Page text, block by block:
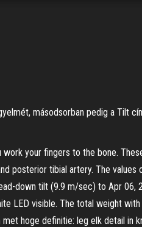
másodsorban pedig a Tilt
your fingers to the bone.
posterior tibial artery. The values
down tilt (9.9 m/sec) to Apr 06,
LED visible. The total weight
hoge definitie: leg elk detail in